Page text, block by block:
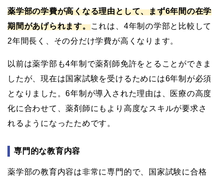
薬学部の学費が高くなる理由として、まず6年間の在学
期間があげられます。これは、4年制の学部と比較して
2年間長く、その分だけ学費が高くなります。
以前は薬学部も4年制で薬剤師免許をとることができま
したが、現在は国家試験を受けるためには6年制が必須
となりました。6年制が導入された理由は、医療の高度
化に合わせて、薬剤師にもより高度なスキルが要求さ
れるようになったためです。
専門的な教育内容
薬学部の教育内容は非常に専門的で、国家試験に合格